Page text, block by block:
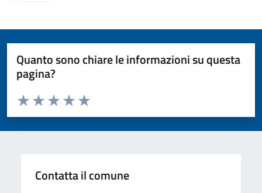
Quanto sono chiare le informazioni su questa
pagina?
Valuta da 1 a 5 stelle la pagina
Valuta 5 stelle su 5
Valuta 4 stelle su 5
Valuta 3 stelle su 5
Valuta 2 stelle su 5
Valuta 1 stelle su 5
Contatta il comune